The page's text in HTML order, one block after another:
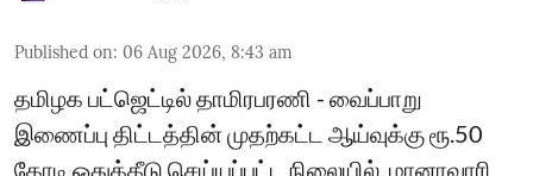
Published on: 06 Aug 2026, 8:43 am
தமிழக பட்ஜெட்டில் தாமிரபரணி - வைப்பாறு
இணைப்பு திட்டத்தின் முதற்கட்ட ஆய்வுக்கு ரூ.50
கோடி ஒதுக்கீடு செய்யப்பட்ட நிலையில், மானாவாரி